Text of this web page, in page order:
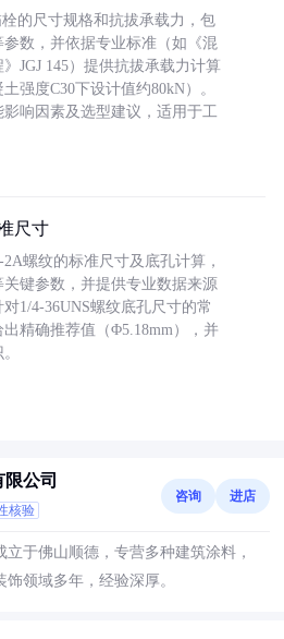
的尺寸规格和抗拔承载力，包
数，并依据专业标准（如《混
JGJ 145）提供抗拔承载力计算
强度C30下设计值约80kN）。
响因素及选型建议，适用于工
尺寸
螺纹的标准尺寸及底孔计算，
键参数，并提供专业数据来源
对1/4-36UNS螺纹底孔尺寸的常
精确推荐值（Φ5.18mm），并
公司
核验
咨询 进店
立于佛山顺德，专营多种建筑涂料，
领域多年，经验深厚。